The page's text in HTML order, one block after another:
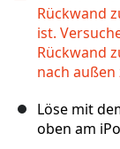
Rückwand
ist.
Rückwand
nach außen
Löse mit
oben am